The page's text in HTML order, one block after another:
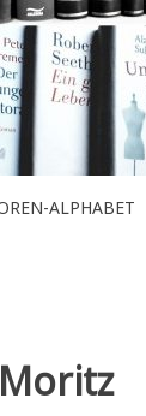
ALPHABET